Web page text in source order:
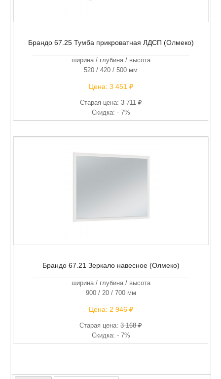
Брандо 67.25 Тумба прикроватная ЛДСП (Олмеко)
ширина / глубина / высота
520 / 420 / 500 мм
Цена: 3 451 ₽
Старая цена:3 711 ₽
Скидка: - 7%
Брандо 67.21 Зеркало навесное (Олмеко)
ширина / глубина / высота
900 / 20 / 700 мм
Цена: 2 946 ₽
Старая цена: 3 168 ₽
Скидка: - 7%